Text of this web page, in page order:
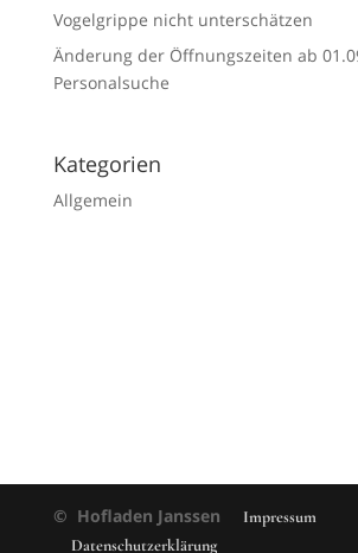
Vogelgrippe nicht unterschätzen
Änderung der Öffnungszeiten ab
Personalsuche
Kategorien
Allgemein
© Hofladen Janssen
Impressum
Datenschutzerklärung